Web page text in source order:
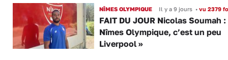
NÎMES OLYMPIQUE Il y a 9 jours •vu 2379
FAIT DU JOUR Nicolas Soumah :
Nîmes Olympique, c’est un peu
Liverpool »